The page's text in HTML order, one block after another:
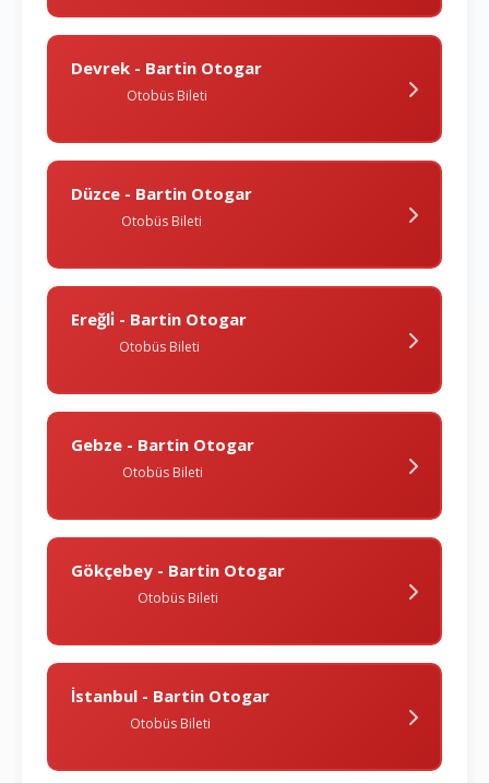
Devrek - Bartin Otogar
Otobüs Bileti
Düzce - Bartin Otogar
Otobüs Bileti
Ereğli̇ - Bartin Otogar
Otobüs Bileti
Gebze - Bartin Otogar
Otobüs Bileti
Gökçebey - Bartin Otogar
Otobüs Bileti
İstanbul - Bartin Otogar
Otobüs Bileti